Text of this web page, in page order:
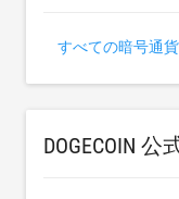
すべての暗号通貨
DOGECOIN